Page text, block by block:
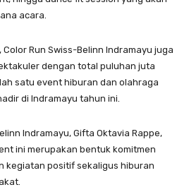
acara.
Run Swiss-Belinn Indramayu juga
dengan total puluhan juta
satu event hiburan dan olahraga
di Indramayu tahun ini.
Indramayu, Gifta Oktavia Rappe,
ini merupakan bentuk komitmen
kegiatan positif sekaligus hiburan